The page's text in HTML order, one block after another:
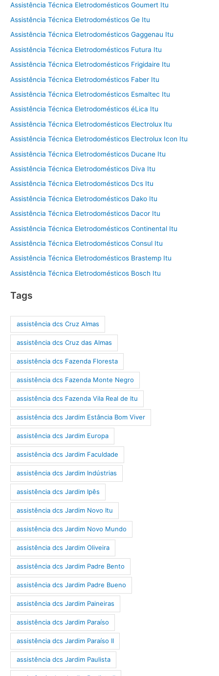
Assistência Técnica Eletrodomésticos Goumert Itu
Assistência Técnica Eletrodomésticos Ge Itu
Assistência Técnica Eletrodomésticos Gaggenau Itu
Assistência Técnica Eletrodomésticos Futura Itu
Assistência Técnica Eletrodomésticos Frigidaire Itu
Assistência Técnica Eletrodomésticos Faber Itu
Assistência Técnica Eletrodomésticos Esmaltec Itu
Assistência Técnica Eletrodomésticos éLica Itu
Assistência Técnica Eletrodomésticos Electrolux Itu
Assistência Técnica Eletrodomésticos Electrolux Icon Itu
Assistência Técnica Eletrodomésticos Ducane Itu
Assistência Técnica Eletrodomésticos Diva Itu
Assistência Técnica Eletrodomésticos Dcs Itu
Assistência Técnica Eletrodomésticos Dako Itu
Assistência Técnica Eletrodomésticos Dacor Itu
Assistência Técnica Eletrodomésticos Continental Itu
Assistência Técnica Eletrodomésticos Consul Itu
Assistência Técnica Eletrodomésticos Brastemp Itu
Assistência Técnica Eletrodomésticos Bosch Itu
Tags
assistência dcs Cruz Almas
assistência dcs Cruz das Almas
assistência dcs Fazenda Floresta
assistência dcs Fazenda Monte Negro
assistência dcs Fazenda Vila Real de Itu
assistência dcs Jardim Estância Bom Viver
assistência dcs Jardim Europa
assistência dcs Jardim Faculdade
assistência dcs Jardim Indústrias
assistência dcs Jardim Ipês
assistência dcs Jardim Novo Itu
assistência dcs Jardim Novo Mundo
assistência dcs Jardim Oliveira
assistência dcs Jardim Padre Bento
assistência dcs Jardim Padre Bueno
assistência dcs Jardim Paineiras
assistência dcs Jardim Paraíso
assistência dcs Jardim Paraíso II
assistência dcs Jardim Paulista